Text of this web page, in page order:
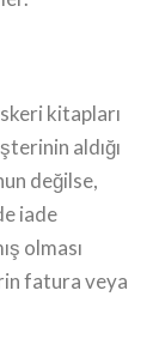
kitapları
aldığı
değilse,
iade
olması
fatura veya